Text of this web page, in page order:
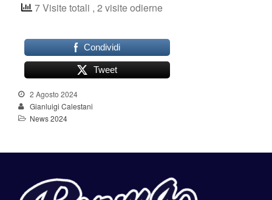
7 Visite totali , 2 visite odierne
Condividi
Tweet
2 Agosto 2024
Gianluigi Calestani
News 2024